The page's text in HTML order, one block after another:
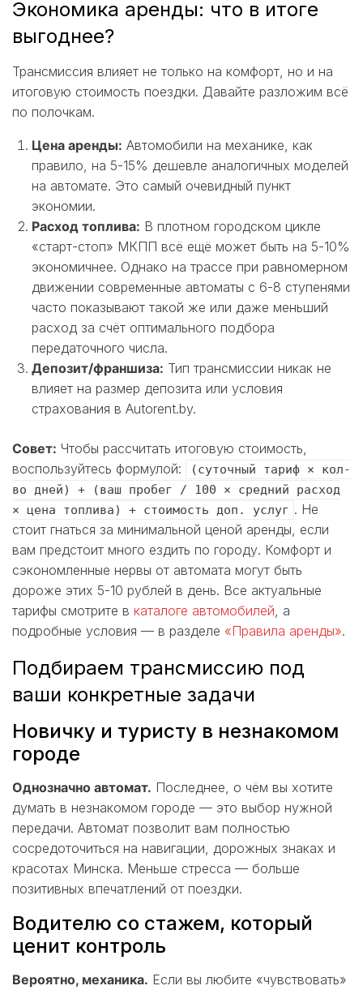
Экономика аренды: что в итоге
выгоднее?
Трансмиссия влияет не только на комфорт, но и на
итоговую стоимость поездки. Давайте разложим всё
по полочкам.
Цена аренды: Автомобили на механике, как
правило, на 5-15% дешевле аналогичных моделей
на автомате. Это самый очевидный пункт
экономии.
Расход топлива: В плотном городском цикле
«старт-стоп» МКПП всё ещё может быть на 5-10%
экономичнее. Однако на трассе при равномерном
движении современные автоматы с 6-8 ступенями
часто показывают такой же или даже меньший
расход за счёт оптимального подбора
передаточного числа.
Депозит/франшиза: Тип трансмиссии никак не
влияет на размер депозита или условия
страхования в Autorent.by.
Совет: Чтобы рассчитать итоговую стоимость,
воспользуйтесь формулой:
(суточный тариф × кол-
во дней) + (ваш пробег / 100 × средний расход
× цена топлива) + стоимость доп. услуг . Не
стоит гнаться за минимальной ценой аренды, если
вам предстоит много ездить по городу. Комфорт и
сэкономленные нервы от автомата могут быть
дороже этих 5-10 рублей в день. Все актуальные
тарифы смотрите в каталоге автомобилей , а
подробные условия — в разделе «Правила аренды».
Подбираем трансмиссию под
ваши конкретные задачи
Новичку и туристу в незнакомом
городе
Однозначно автомат. Последнее, о чём вы хотите
думать в незнакомом городе — это выбор нужной
передачи. Автомат позволит вам полностью
сосредоточиться на навигации, дорожных знаках и
красотах Минска. Меньше стресса — больше
позитивных впечатлений от поездки.
Водителю со стажем, который
ценит контроль
Вероятно, механика. Если вы любите «чувствовать»